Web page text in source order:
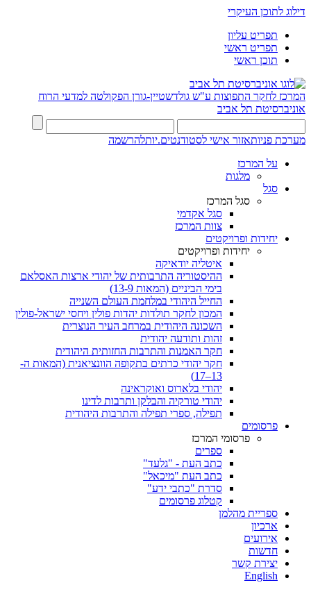
דילוג לתוכן העיקרי
תפריט עליון
תפריט ראשי
תוכן ראשי
המרכז לחקר התפוצות ע"ש גולדשטיין-גורן הפקולטה למדעי הרוח
אוניברסיטת תל אביב
מערכת פניותאזור אישי לסטודנטים.יותלהרשמה
על המרכז
מלגות
סגל
סגל המרכז
סגל אקדמי
צוות המרכז
יחידות ופרויקטים
יחידות ופרויקטים
איטליה יודאיקה
ההיסטוריה התרבותית של יהודי ארצות האסלאם
בימי הביניים (המאות 13-9)
החייל היהודי במלחמת העולם השנייה
המכון לחקר תולדות יהדות פולין ויחסי ישראל-פולין
השכונה היהודית במרחב העיר הנוצרית
זהות ותודעה יהודית
חקר האמנות והתרבות החזותית היהודית
חקר יהודי כרתים בתקופה הוונציאנית (המאות ה-
13–17)
יהודי בלארוס ואוקראינה
יהודי טורקיה והבלקן ותרבות לדינו
תפילה, ספרי תפילה והתרבות היהודית
פרסומים
פרסומי המרכז
ספרים
כתב העת - "גלעד"
כתב העת "מיכאל"
סדרת "כתבי ידע"
קטלוג פרסומים
ספריית מהלמן
ארכיון
אירועים
חדשות
יצירת קשר
English